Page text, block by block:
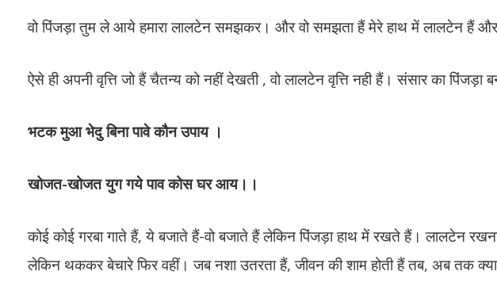
वो पिंजड़ा तुम ले आये हमारा लालटेन समझकर। और वो समझता हैं मेरे हाथ में लालटेन हैं और
ऐसे ही अपनी वृत्ति जो हैं चैतन्य को नहीं देखती , वो लालटेन वृत्ति नही हैं। संसार का पिंजड़ा
भटक मुआ भेदु बिना पावे कौन उपाय ।
खोजत-खोजत युग गये पाव कोस घर आय।।
कोई कोई गरबा गाते हैं, ये बजाते हैं-वो बजाते हैं लेकिन पिंजड़ा हाथ में रखते हैं। लालटेन
लेकिन थककर बेचारे फिर वहीं। जब नशा उतरता हैं, जीवन की शाम होती हैं तब, अब तक